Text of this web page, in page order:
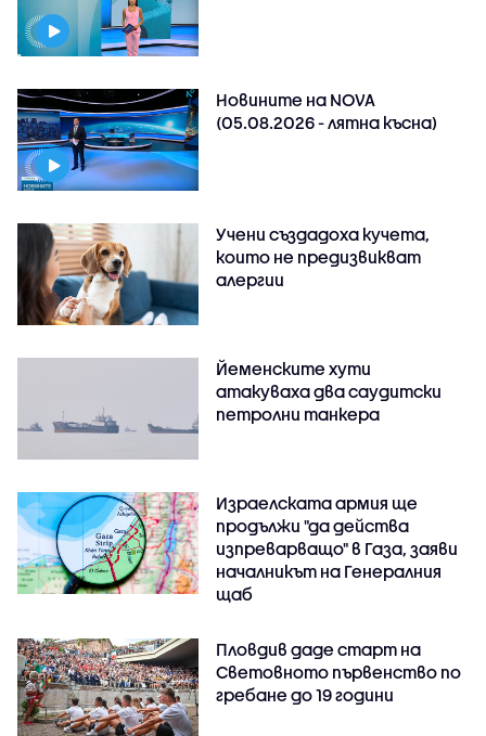
Новините на NOVA
(05.08.2026 - лятна късна)
Учени създадоха кучета,
които не предизвикват
алергии
Йеменските хути
атакуваха два саудитски
петролни танкера
Израелската армия ще
продължи "да действа
изпреварващо" в Газа, заяви
началникът на Генералния
щаб
Пловдив даде старт на
Световното първенство по
гребане до 19 години